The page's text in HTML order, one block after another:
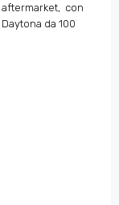
aftermarket, con
da 100